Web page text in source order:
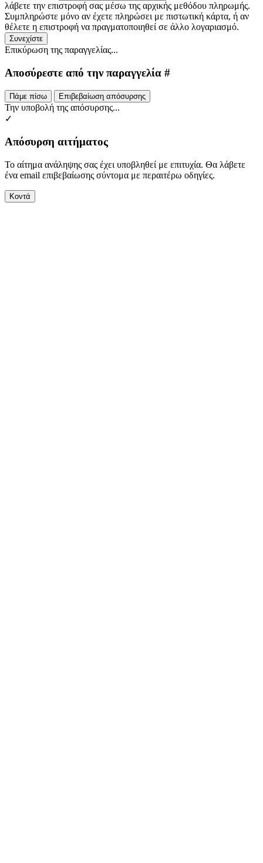
λάβετε την επιστροφή σας μέσω της αρχικής μεθόδου πληρωμής.
Συμπληρώστε μόνο αν έχετε πληρώσει με πιστωτική κάρτα, ή αν
θέλετε η επιστροφή να πραγματοποιηθεί σε άλλο λογαριασμό.
Συνεχίστε
Επικύρωση της παραγγελίας...
Αποσύρεστε από την παραγγελία #
Πάμε πίσω Επιβεβαίωση απόσυρσης
Την υποβολή της απόσυρσης...
✓
Απόσυρση αιτήματος
Το αίτημα ανάληψης σας έχει υποβληθεί με επιτυχία. Θα λάβετε
ένα email επιβεβαίωσης σύντομα με περαιτέρω οδηγίες.
Κοντά